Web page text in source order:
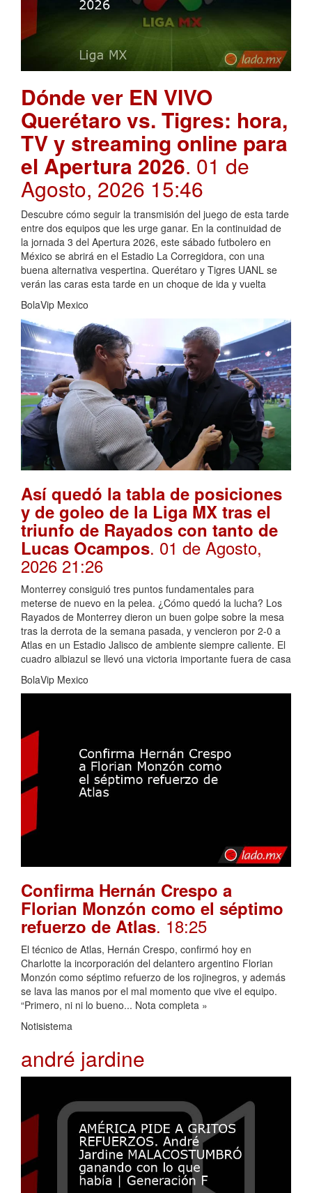
Dónde ver EN VIVO
Querétaro vs. Tigres: hora,
TV y streaming online para
el Apertura 2026. 01 de
Agosto, 2026 15:46
Descubre cómo seguir la transmisión del juego de esta tarde
entre dos equipos que les urge ganar. En la continuidad de
la jornada 3 del Apertura 2026, este sábado futbolero en
México se abrirá en el Estadio La Corregidora, con una
buena alternativa vespertina. Querétaro y Tigres UANL se
verán las caras esta tarde en un choque de ida y vuelta
BolaVip Mexico
Así quedó la tabla de posiciones
y de goleo de la Liga MX tras el
triunfo de Rayados con tanto de
Lucas Ocampos. 01 de Agosto,
2026 21:26
Monterrey consiguió tres puntos fundamentales para
meterse de nuevo en la pelea. ¿Cómo quedó la lucha? Los
Rayados de Monterrey dieron un buen golpe sobre la mesa
tras la derrota de la semana pasada, y vencieron por 2-0 a
Atlas en un Estadio Jalisco de ambiente siempre caliente. El
cuadro albiazul se llevó una victoria importante fuera de casa
BolaVip Mexico
Confirma Hernán Crespo a
Florian Monzón como el séptimo
refuerzo de Atlas. 18:25
El técnico de Atlas, Hernán Crespo, confirmó hoy en
Charlotte la incorporación del delantero argentino Florian
Monzón como séptimo refuerzo de los rojinegros, y además
se lava las manos por el mal momento que vive el equipo.
“Primero, ni ni lo bueno... Nota completa »
Notisistema
andré jardine